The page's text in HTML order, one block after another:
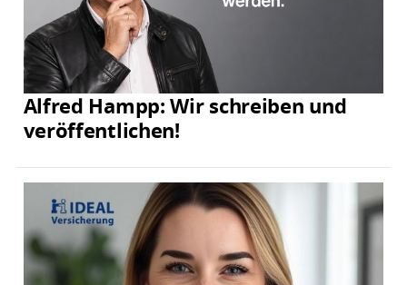
Alfred Hampp: Wir schreiben und
veröffentlichen!